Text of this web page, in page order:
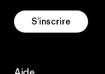
S’inscrire